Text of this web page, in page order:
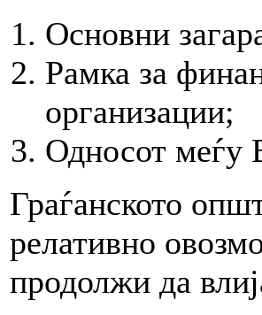
Основни
Рамка за
организации;
Односот меѓу
Граѓанското
релативно
продолжи да